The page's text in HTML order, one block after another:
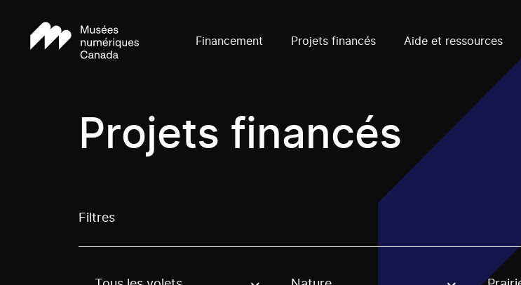
Financement Projets financés Aide et ressources
Projets financés
Filtres